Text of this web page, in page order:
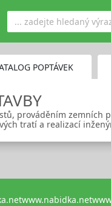
POPTÁVEK
prováděním zemních
tratí a realizací
www.nabidka.net